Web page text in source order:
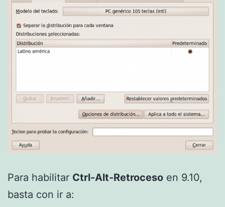
Para habilitar Ctrl-Alt-Retroceso en 9.10,
basta con ir a: